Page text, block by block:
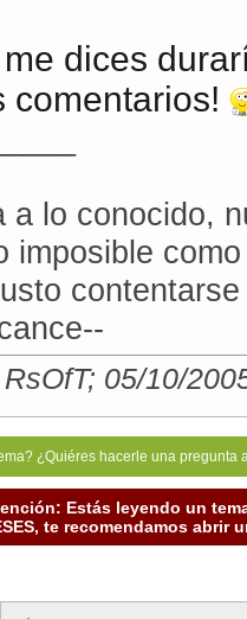
dices
comentarios!
a lo conocido,
imposible
05/10/
¿Quiéres hacerle una
Estás leyendo un
te recomendamos abrir